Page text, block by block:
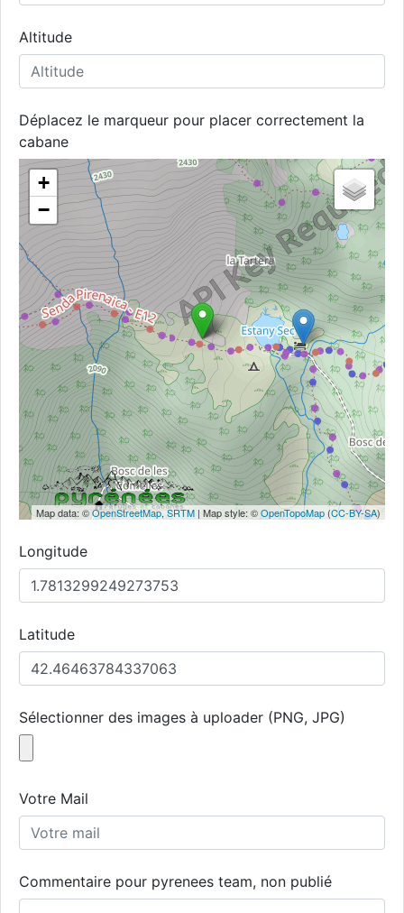
Altitude
Déplacez le marqueur pour placer correctement la
cabane
+
−
Map data: ©OpenStreetMap,SRTM | Map style: ©OpenTopoMap (CC-BY-SA)
Longitude
Latitude
Sélectionner des images à uploader (PNG, JPG)
Votre Mail
Commentaire pour pyrenees team, non publié